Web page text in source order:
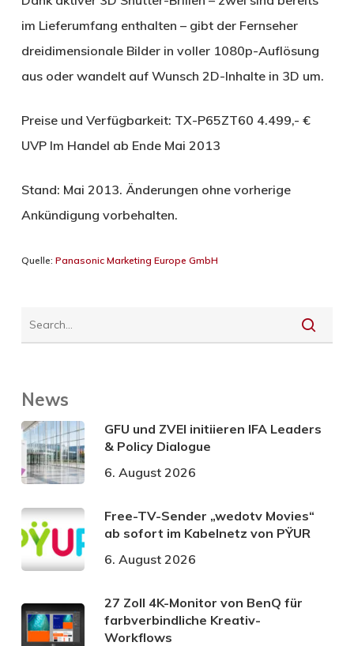
im Lieferumfang enthalten – gibt der Fernseher
dreidimensionale Bilder in voller 1080p-Auflösung
aus oder wandelt auf Wunsch 2D-Inhalte in 3D um.
Preise und Verfügbarkeit: TX-P65ZT60 4.499,- €
UVP Im Handel ab Ende Mai 2013
Stand: Mai 2013. Änderungen ohne vorherige
Ankündigung vorbehalten.
Quelle: Panasonic Marketing Europe GmbH
News
GFU und ZVEI initiieren IFA Leaders
& Policy Dialogue
6. August 2026
Free-TV-Sender „wedotv Movies“
ab sofort im Kabelnetz von PŸUR
6. August 2026
27 Zoll 4K-Monitor von BenQ für
farbverbindliche Kreativ-
Workflows